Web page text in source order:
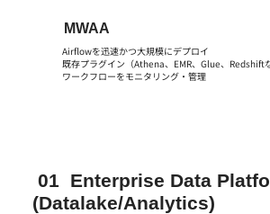
Airflowを迅速かつ大規模にデプロイ​
既存プラグイン（Athena、EMR、Glue、Redshift
ワークフローをモニタリング・管理
MWAA
01 Enterprise Data
(Datalake/Analytics)